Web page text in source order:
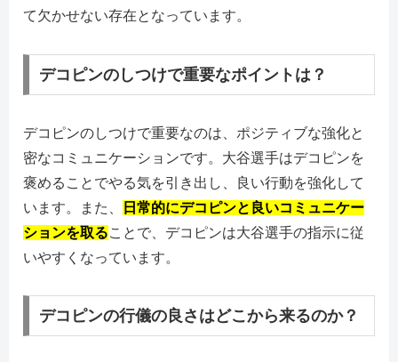
て欠かせない存在となっています。
デコピンのしつけで重要なポイントは？
デコピンのしつけで重要なのは、ポジティブな強化と
密なコミュニケーションです。大谷選手はデコピンを
褒めることでやる気を引き出し、良い行動を強化して
います。また、
日常的にデコピンと良いコミュニケー
ションを取ることで、デコピンは大谷選手の指示に従
いやすくなっています。
デコピンの行儀の良さはどこから来るのか？